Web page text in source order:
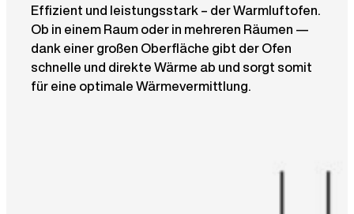
Effizient und leistungsstark – der Warmluftofen.
Ob in einem Raum oder in mehreren Räumen —
dank einer großen Oberfläche gibt der Ofen
schnelle und direkte Wärme ab und sorgt somit
für eine optimale Wärmevermittlung.